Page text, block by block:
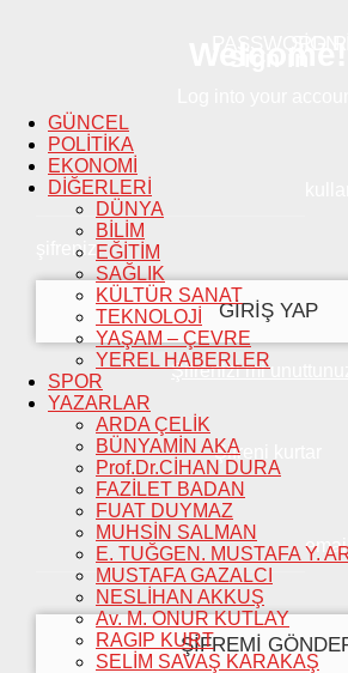
GÜNCEL
POLİTİKA
EKONOMİ
DİĞERLERİ
DÜNYA
BİLİM
EĞİTİM
SAĞLIK
KÜLTÜR SANAT
TEKNOLOJİ
YAŞAM – ÇEVRE
YEREL HABERLER
SPOR
YAZARLAR
ARDA ÇELİK
BÜNYAMİN AKA
Prof.Dr.CİHAN DURA
FAZİLET BADAN
FUAT DUYMAZ
MUHSİN SALMAN
E. TUĞGEN. MUSTAFA Y.
MUSTAFA GAZALCI
NESLİHAN AKKUŞ
Av. M. ONUR KUTLAY
RAGIP KURT
SELİM SAVAŞ KARAKAŞ
şifreniz
Şifrenizi mi
Şifreni kurtar